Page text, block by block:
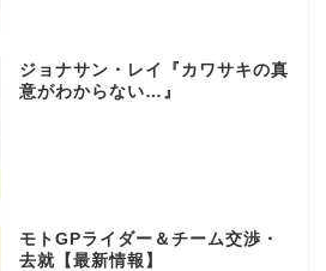
ジョナサン・レイ『カワサキの真
意がわからない…』
モトGPライダー＆チーム交渉・
去就【最新情報】